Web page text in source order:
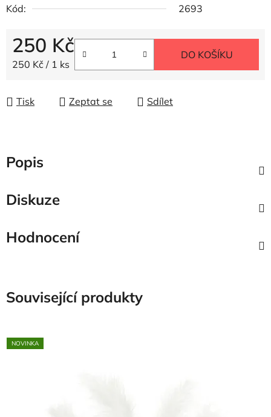
Kód:
2693
250 Kč
Měrná cena:
250 Kč / 1 ks
DO KOŠÍKU
Tisk Zeptat se Sdílet
Popis
Diskuze
Hodnocení
Související produkty
NOVINKA